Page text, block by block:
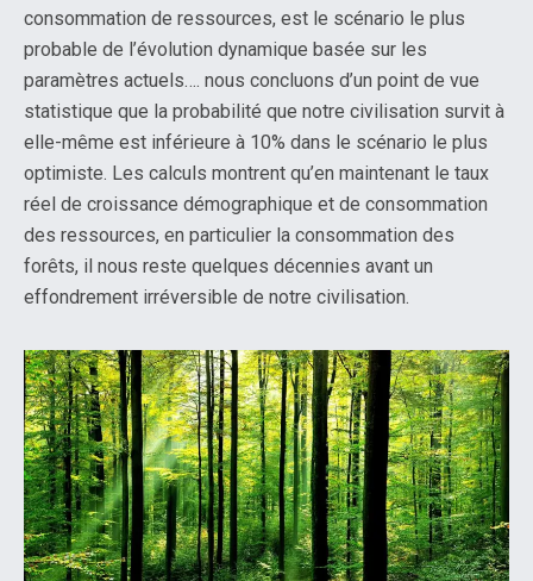
consommation de ressources, est le scénario le plus
probable de l’évolution dynamique basée sur les
paramètres actuels…. nous concluons d’un point de vue
statistique que la probabilité que notre civilisation survit à
elle-même est inférieure à 10% dans le scénario le plus
optimiste. Les calculs montrent qu’en maintenant le taux
réel de croissance démographique et de consommation
des ressources, en particulier la consommation des
forêts, il nous reste quelques décennies avant un
effondrement irréversible de notre civilisation.